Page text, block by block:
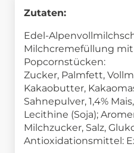
Zutaten:
Edel-
Milchcremefüllung
Popcornstücken:
Zucker, Palmfett,
Kakaobutter,
Sahnepulver, 1,4%
Lecithine (Soja);
Milchzucker, Salz,
Antioxidationsmittel: